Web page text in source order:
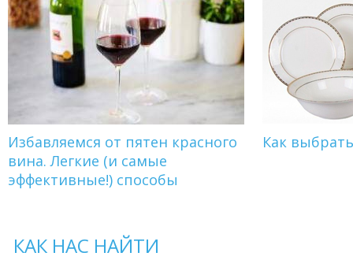
Избавляемся от пятен красного
вина. Легкие (и самые
эффективные!) способы
Как
КАК НАС НАЙТИ